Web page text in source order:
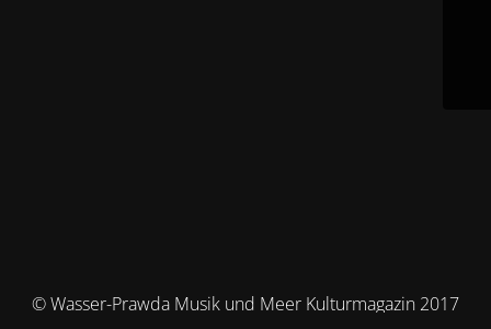
© Wasser-Prawda Musik und Meer Kulturmagazin 2017